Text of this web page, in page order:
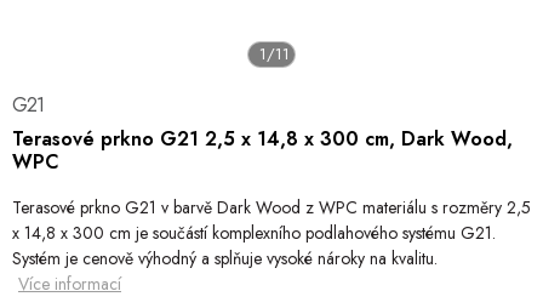
Akční ceny
Půjčovna Kontaktuje nás Obchodní podmínky Vrácení a reklamace
G21
Terasové prkno G21 2,5 x 14,8 x 300 cm, Dark Wood,
WPC
Terasové prkno G21 v barvě Dark Wood z WPC materiálu s rozměry 2,5
x 14,8 x 300 cm je součástí komplexního podlahového systému G21.
Systém je cenově výhodný a splňuje vysoké nároky na kvalitu.
Více informací
1/11